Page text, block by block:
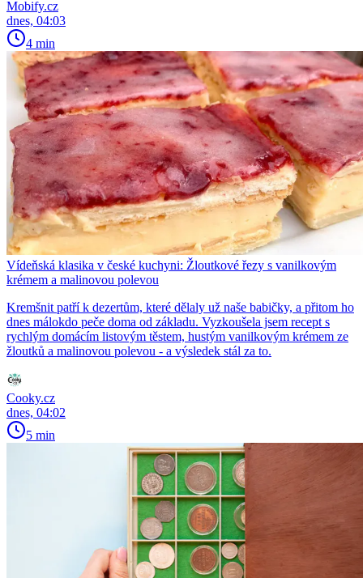
Mobify.cz
dnes, 04:03
4 min
Vídeňská klasika v české kuchyni: Žloutkové řezy s vanilkovým
krémem a malinovou polevou
Kremšnit patří k dezertům, které dělaly už naše babičky, a přitom ho
dnes málokdo peče doma od základu. Vyzkoušela jsem recept s
rychlým domácím listovým těstem, hustým vanilkovým krémem ze
žloutků a malinovou polevou - a výsledek stál za to.
Cooky.cz
dnes, 04:02
5 min